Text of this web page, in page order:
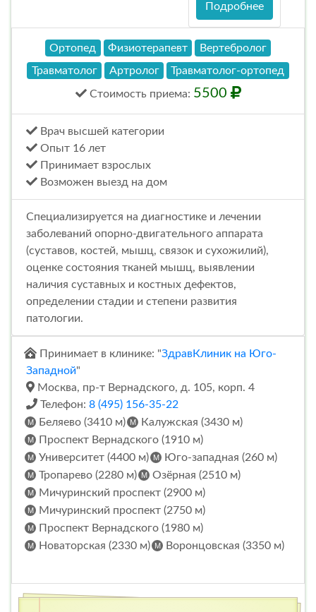
Подробнее
Ортопед Физиотерапевт
Вертебролог
Травматолог
Артролог Травматолог-ортопед
Стоимость приема: 5500
Врач высшей категории
Опыт 16 лет
Принимает взрослых
Возможен выезд на дом
Специализируется на диагностике и лечении
заболеваний опорно-двигательного аппарата
(суставов, костей, мышц, связок и сухожилий),
оценке состояния тканей мышц, выявлении
наличия суставных и костных дефектов,
определении стадии и степени развития
патологии.
Принимает в клинике: "ЗдравКлиник на Юго-
Западной"
Москва, пр-т Вернадского, д. 105, корп. 4
Телефон: 8 (495) 156-35-22
Беляево (3410 м)
Калужская (3430 м)
Проспект Вернадского (1910 м)
Университет (4400 м)
Юго-западная (260 м)
Тропарево (2280 м)
Озёрная (2510 м)
Мичуринский проспект (2900 м)
Мичуринский проспект (2750 м)
Проспект Вернадского (1980 м)
Новаторская (2330 м)
Воронцовская (3350 м)